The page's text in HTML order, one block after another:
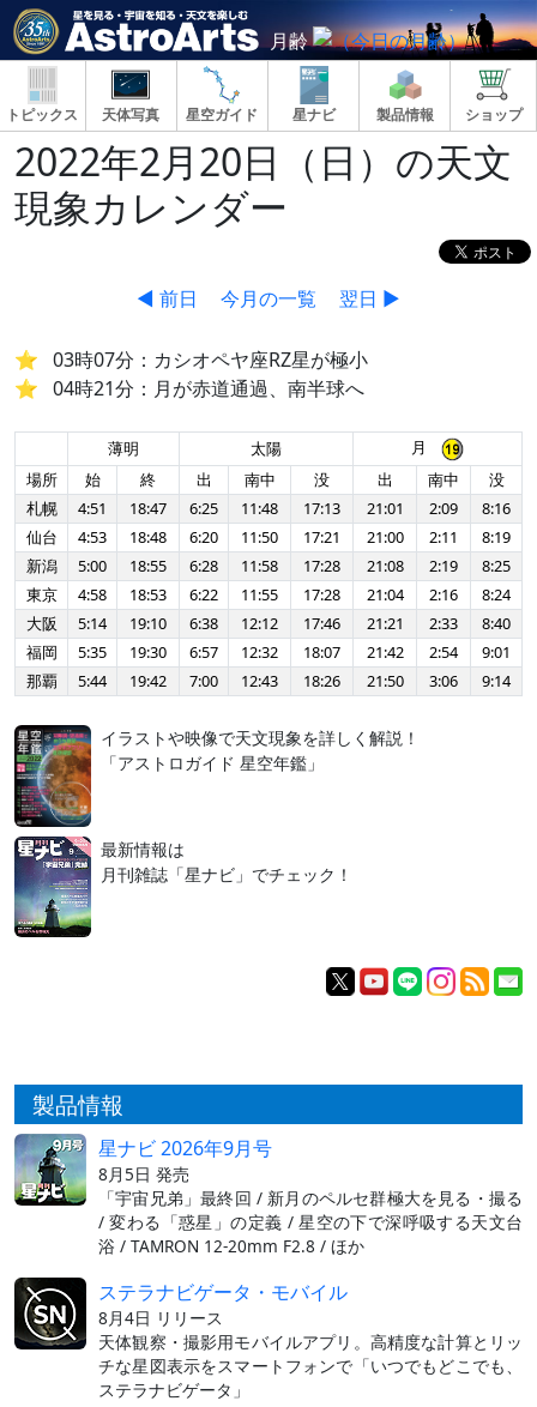
月齢
トピックス 天体写真 星空ガイド 星ナビ 製品情報 ショップ
2022年2月20日（日）の天文
現象カレンダー
◀ 前日 今月の一覧 翌日 ▶
03時07分：カシオペヤ座RZ星が極小
04時21分：月が赤道通過、南半球へ
薄明 太陽
月
場所
始 終 出 南中 没 出 南中
没
札幌
4:51 18:47 6:25 11:48 17:13 21:01 2:09
8:16
仙台
4:53 18:48 6:20 11:50 17:21 21:00 2:11
8:19
新潟
5:00 18:55 6:28 11:58 17:28 21:08 2:19
8:25
東京
4:58 18:53 6:22 11:55 17:28 21:04 2:16
8:24
大阪
5:14 19:10 6:38 12:12 17:46 21:21 2:33
8:40
福岡
5:35 19:30 6:57 12:32 18:07 21:42 2:54
9:01
那覇
5:44 19:42 7:00 12:43 18:26 21:50 3:06 9:14
イラストや映像で天文現象を詳しく解説！
「アストロガイド 星空年鑑」
最新情報は
月刊雑誌「星ナビ」でチェック！
製品情報
星ナビ 2026年9月号
8月5日 発売
「宇宙兄弟」最終回 / 新月のペルセ群極大を見る・撮る
/ 変わる「惑星」の定義 / 星空の下で深呼吸する天文台
浴 / TAMRON 12-20mm F2.8 / ほか
ステラナビゲータ・モバイル
8月4日 リリース
天体観察・撮影用モバイルアプリ。高精度な計算とリッ
チな星図表示をスマートフォンで「いつでもどこでも、
ステラナビゲータ」